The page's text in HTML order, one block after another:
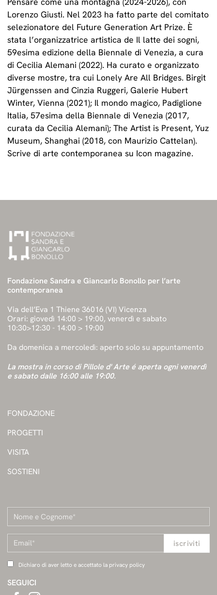
Lorenzo Giusti. Nel 2023 ha fatto parte del comitato
selezionatore del Future Generation Art Prize. È
stata l’organizzatrice artistica de Il latte dei sogni,
59esima edizione della Biennale di Venezia, a cura
di Cecilia Alemani (2022). Ha curato e organizzato
diverse mostre, tra cui Lonely Are All Bridges. Birgit
Jürgenssen and Cinzia Ruggeri, Galerie Hubert
Winter, Vienna (2021); Il mondo magico, Padiglione
Italia, 57esima della Biennale di Venezia (2017,
curata da Cecilia Alemani); The Artist is Present, Yuz
Museum, Shanghai (2018, con Maurizio Cattelan).
Scrive di arte contemporanea su Icon magazine.
Fondazione Sandra e Giancarlo Bonollo per l’arte
contemporanea
Via dell’Eva 1 Thiene 36016 (VI) Vicenza
Orari: giovedì 14:00 > 19:00, venerdì e sabato
10:30>12:30 - 14:00 > 19:00
Da domenica a mercoledì: aperto solo su appuntamento
La mostra in corso di Pillole d' Arte é aperta ogni venerdì
e sabato dalle 16:00 alle 19:00.
FONDAZIONE
PROGETTI
VISITA
SOSTIENI
Dichiaro di aver letto e accettato la privacy policy
SEGUICI